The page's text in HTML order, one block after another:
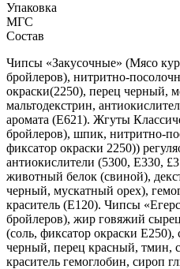
Упаковка
МГС
Состав
Чипсы «Закусочные» (Мясо
бройлеров), нитритно-
окраски(2250), перец черный,
мальтодекстрин,
аромата (Е621). Жгуты
бройлеров), шпик, нитритно-
фиксатор окраски 2250))
антиокислители (5300, Е330,
животный белок (свиной),
черный, мускатный орех),
краситель (Е120). Чипсы
бройлеров), жир говяжий
(соль, фиксатор окраски Е250),
черный, перец красный, тмин,
краситель гемоглобин, сироп